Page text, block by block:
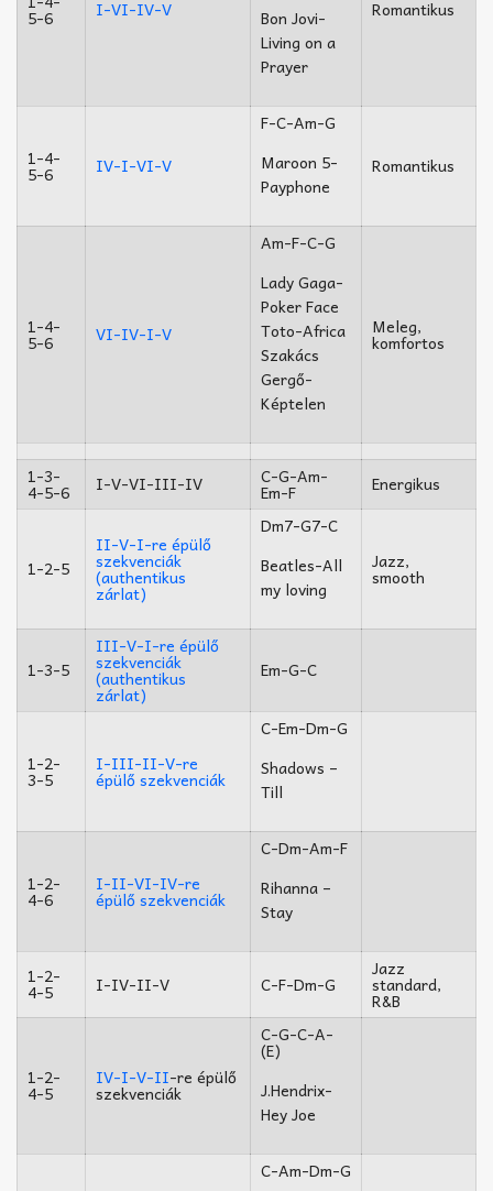
5-6 I-VI-IV-V
Bon Jovi-
Living on a
Prayer
Romantikus
1-4-
5-6 IV-I-VI-V
F-C-Am-G
Maroon 5-
Payphone
Romantikus
1-4-
5-6 VI-IV-I-V
Am-F-C-G
Lady Gaga-
Poker Face
Toto-Africa
Szakács
Gergő-
Képtelen
Meleg,
komfortos
1-3-
4-5-6 I-V-VI-III-IV C-G-Am-
Em-F Energikus
1-2-5
II-V-I-re épülő
szekvenciák
(authentikus
zárlat)
Dm7-G7-C
Beatles-All
my loving
Jazz,
smooth
1-3-5
III-V-I-re épülő
szekvenciák
(authentikus
zárlat)
Em-G-C
1-2-
3-5
I-III-II-V-re
épülő szekvenciák
C-Em-Dm-G
Shadows –
Till
1-2-
4-6
I-II-VI-IV-re
épülő szekvenciák
C-Dm-Am-F
Rihanna –
Stay
1-2-
4-5 I-IV-II-V C-F-Dm-G
Jazz
standard,
R&B
1-2-
4-5
IV-I-V-II-re épülő
szekvenciák
C-G-C-A-
(E)
J.Hendrix-
Hey Joe
C-Am-Dm-G